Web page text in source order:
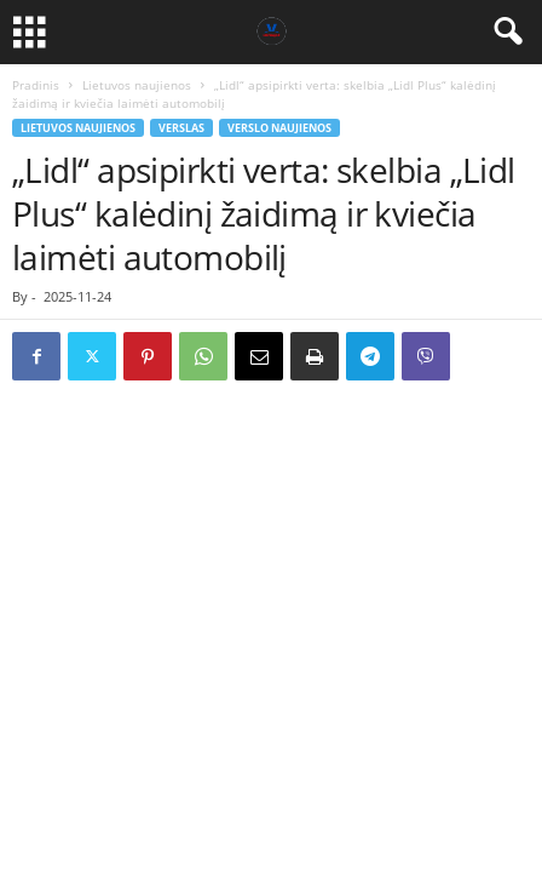
Pradinis Lietuvos naujienos
„Lidl“ apsipirkti verta: skelbia „Lidl Plus“ kalėdinį
žaidimą ir kviečia laimėti automobilį
LIETUVOS NAUJIENOS VERSLAS VERSLO NAUJIENOS
„Lidl“ apsipirkti verta: skelbia „Lidl
Plus“ kalėdinį žaidimą ir kviečia
laimėti automobilį
By - 2025-11-24